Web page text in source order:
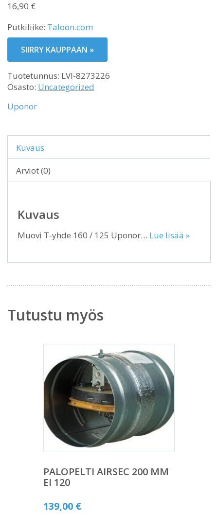
16,90 €
Putkiliike: Taloon.com
SIIRRY KAUPPAAN »
Tuotetunnus: LVI-8273226
Osasto: Uncategorized
Uponor
Kuvaus
Arviot (0)
Kuvaus
Muovi T-yhde 160 / 125 Uponor… Lue lisää »
Tutustu myös
PALOPELTI AIRSEC 200 MM
EI 120
139,00 €